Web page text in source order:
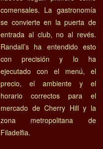
comensales. La gastronomía
se convierte en la puerta de
entrada al club, no al revés.
Randall’s ha entendido esto
con precisión y lo ha
ejecutado con el menú, el
precio, el ambiente y el
horario correctos para el
mercado de Cherry Hill y la
zona metropolitana de
Filadelfia.